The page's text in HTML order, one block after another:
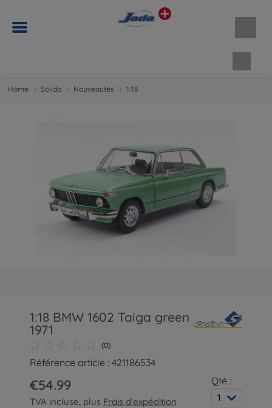
Home Solido Nouveautés 1:18
1:18 BMW 1602 Taiga green
1971
(0)
Référence article : 421186534
€54.99
TVA incluse, plus Frais d'expédition
Qté :
1